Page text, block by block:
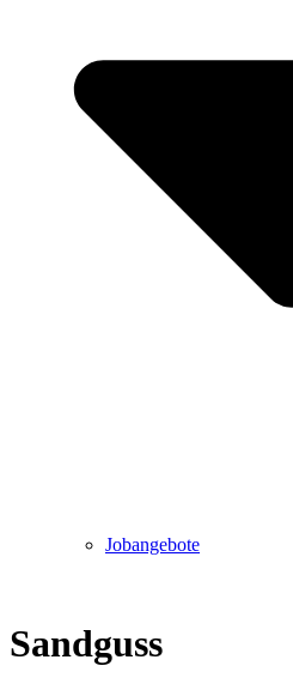
Jobangebote
Sandguss